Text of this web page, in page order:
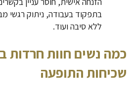
בתפקוד בעבודה, ניתוק רגשי
ללא סיבה ועוד.
כמה נשים חוות חרדות
שכיחות התופעה